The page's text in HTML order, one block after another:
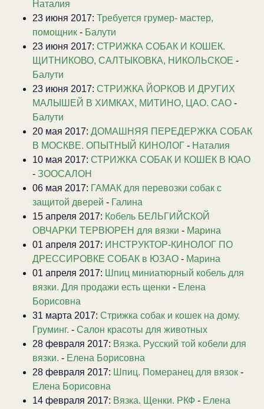
Наталия
23 июня 2017: Требуется грумер- мастер,
помощник - Балути
23 июня 2017: СТРИЖКА СОБАК И КОШЕК.
ЩИТНИКОВО, САЛТЫКОВКА, НИКОЛЬСКОЕ -
Балути
23 июня 2017: CТРИЖКА ЙОРКОВ И ДРУГИХ
МАЛЫШЕЙ В ХИМКАХ, МИТИНО, ЦАО. САО -
Балути
20 мая 2017: ДОМАШНЯЯ ПЕРЕДЕРЖКА СОБАК
В МОСКВЕ. ОПЫТНЫЙ КИНОЛОГ - Наталия
10 мая 2017: СТРИЖКА СОБАК И КОШЕК В ЮАО
- ЗООСАЛОН
06 мая 2017: ГАМАК для перевозки собак с
защитой дверей - Галина
15 апреля 2017: Кобель БЕЛЬГИЙСКОЙ
ОВЧАРКИ ТЕРВЮРЕН для вязки - Марина
01 апреля 2017: ИНСТРУКТОР-КИНОЛОГ ПО
ДРЕССИРОВКЕ СОБАК в ЮЗАО - Марина
01 апреля 2017: Шпиц миниатюрный кобель для
вязки. Для продажи есть щенки - Елена
Борисовна
31 марта 2017: Стрижка собак и кошек на дому.
Груминг. - Салон красоты для животных
28 февраля 2017: Вязка. Русский той кобели для
вязки. - Елена Борисовна
28 февраля 2017: Шпиц. Померанец для вязок -
Елена Борисовна
14 февраля 2017: Вязка. Щенки. РКФ - Елена